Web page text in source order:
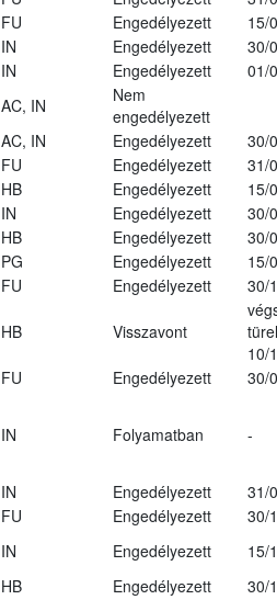
FU Engedélyezett
15/
IN Engedélyezett
30/
IN Engedélyezett
01/
AC, IN
Nem
engedélyezett
AC, IN Engedélyezett
30/
FU Engedélyezett
31/
HB Engedélyezett
15/
IN Engedélyezett
30/
HB Engedélyezett
30/
PG Engedélyezett
15/
FU Engedélyezett
30/
HB Visszavont
10/
FU Engedélyezett
30/
IN Folyamatban -
IN Engedélyezett
31/
FU Engedélyezett
30/
IN Engedélyezett
15/
HB Engedélyezett
30/